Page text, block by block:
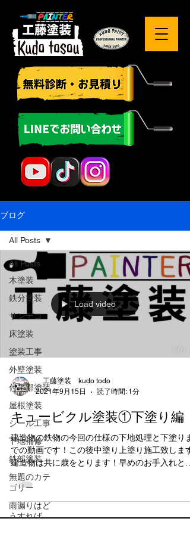
ブログ
All Posts
木塗装
鉄分塗装
サンデコ
床塗装
塗装工事
外壁塗装
付帯部塗装
屋根塗装
シール工事
下地補修
鉄部塗装
無題のカテ
ゴリー
雨漏りはど
うすれば
All Posts
Load video
工藤塗装 kudo todo
2021年9月15日
読了時間: 1分
キュービクル塗装①下塗り編
建造物の鉄物の今回の仕様の下地処理と下塗りま
での動画です！この後中塗り上塗り施工致します
建造物は共に歳をとります！早めのお手入れと塗
装で守ってあげましょう🏡🌈 #職人直営 #気は心 #
下地処理が大事 お客様の大切な住宅に想いを込
て彩り雨漏りに強い美しい家作りに一塗一心務め
お守り致します！ お客様の家は美しく輝かせ蘇